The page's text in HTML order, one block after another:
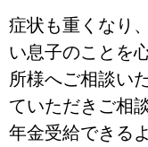
症状も重くなり
い息子のことを
所様へご相談い
ていただきご相
年金受給できる